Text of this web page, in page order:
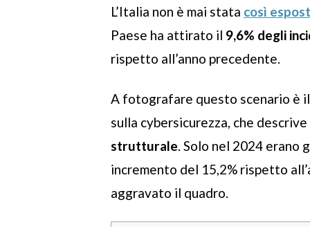
L’Italia non è mai stata così
Paese ha attirato il 9,6% degli
rispetto all’anno precedente.
A fotografare questo scenario è
sulla cybersicurezza, che
strutturale. Solo nel 2024 erano
incremento del 15,2% rispetto
aggravato il quadro.